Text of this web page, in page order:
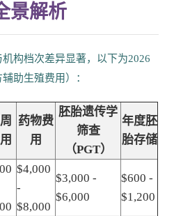
景解析
构档次差异显著，以下为2026
助生殖费用）：
药物费
用
胚胎遗传学
筛查
（PGT）
年度胚
胎存储
$4,000
-
$8,000
$3,000 -
$6,000
$600 -
$1,200